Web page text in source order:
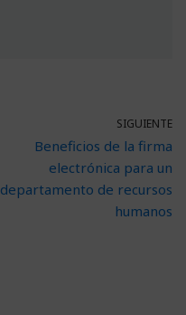
SIGUIENTE
Beneficios de la firma
electrónica para un
departamento de recursos
humanos